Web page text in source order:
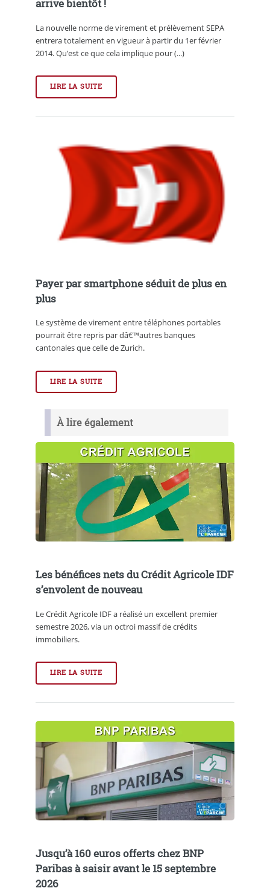
arrive bientôt !
La nouvelle norme de virement et prélèvement SEPA
entrera totalement en vigueur à partir du 1er février
2014. Qu’est ce que cela implique pour (...)
LIRE LA SUITE
Payer par smartphone séduit de plus en
plus
Le système de virement entre téléphones portables
pourrait être repris par dâ€™autres banques
cantonales que celle de Zurich.
LIRE LA SUITE
À lire également
Les bénéfices nets du Crédit Agricole IDF
s’envolent de nouveau
Le Crédit Agricole IDF a réalisé un excellent premier
semestre 2026, via un octroi massif de crédits
immobiliers.
LIRE LA SUITE
Jusqu’à 160 euros offerts chez BNP
Paribas à saisir avant le 15 septembre
2026